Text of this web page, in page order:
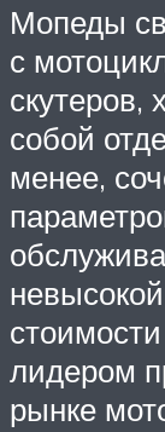
Мопеды
с
скутеров,
собой
менее,
лидером
рынке